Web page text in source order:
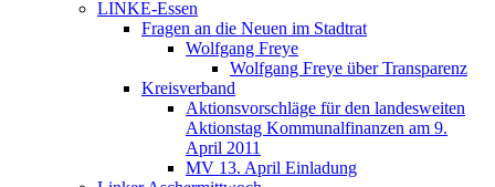
LINKE-Essen
Fragen an die Neuen im Stadtrat
Wolfgang Freye
Wolfgang Freye über Transparenz
Kreisverband
Aktionsvorschläge für den landesweiten
Aktionstag Kommunalfinanzen am 9.
April 2011
MV 13. April Einladung